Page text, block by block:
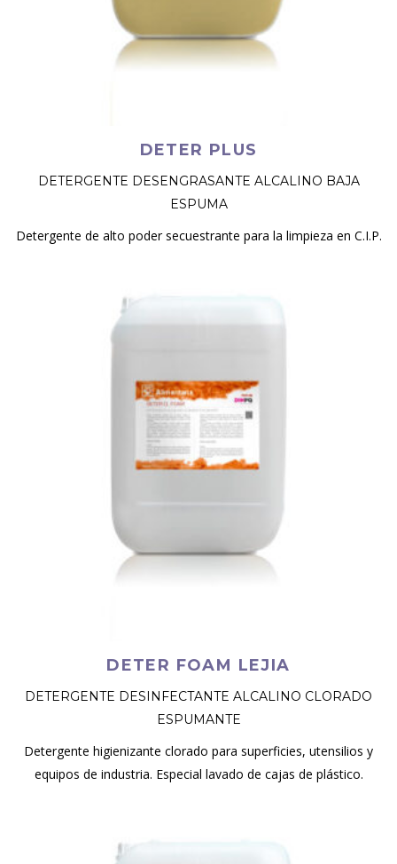
DETER PLUS
DETERGENTE DESENGRASANTE ALCALINO BAJA
ESPUMA
Detergente de alto poder secuestrante para la limpieza en C.I.P.
DETER FOAM LEJIA
DETERGENTE DESINFECTANTE ALCALINO CLORADO
ESPUMANTE
Detergente higienizante clorado para superficies, utensilios y
equipos de industria. Especial lavado de cajas de plástico.